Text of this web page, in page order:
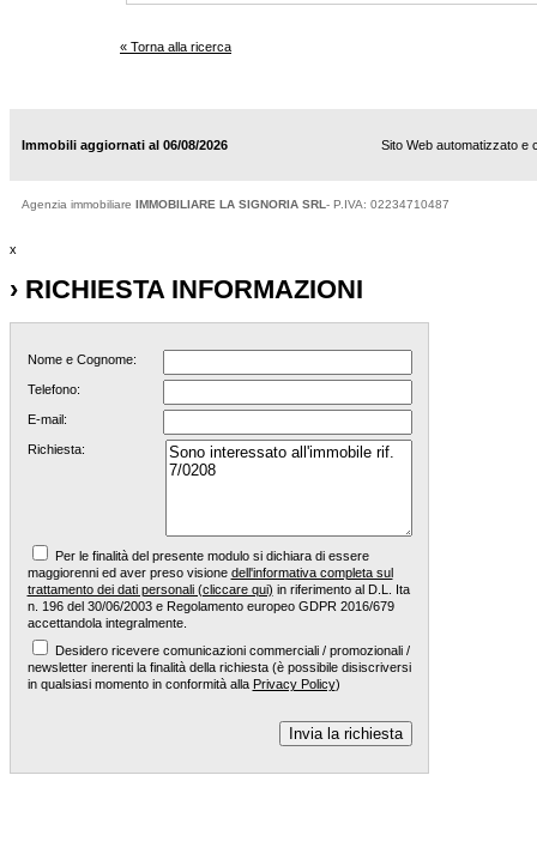
« Torna alla ricerca
Immobili aggiornati al 06/08/2026 Sito Web automatizzato e
Agenzia immobiliare IMMOBILIARE LA SIGNORIA SRL - P.IVA: 02234710487
x
› RICHIESTA INFORMAZIONI
Nome e Cognome:
Telefono:
E-mail:
Richiesta:
Per le finalità del presente modulo si dichiara di essere
maggiorenni ed aver preso visione dell'informativa completa sul
trattamento dei dati personali (cliccare qui) in riferimento al D.L. Ita
n. 196 del 30/06/2003 e Regolamento europeo GDPR 2016/679
accettandola integralmente.
Desidero ricevere comunicazioni commerciali / promozionali /
newsletter inerenti la finalità della richiesta (è possibile disiscriversi
in qualsiasi momento in conformità alla Privacy Policy)